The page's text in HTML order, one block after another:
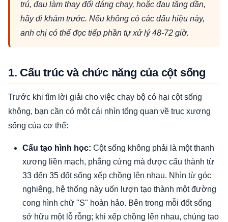
trú, đau làm thay đổi dáng chạy, hoặc đau tăng dần,
hãy đi khám trước. Nếu không có các dấu hiệu này,
anh chị có thể đọc tiếp phần tự xử lý 48-72 giờ.
1. Cấu trúc và chức năng của cột sống
Trước khi tìm lời giải cho việc chạy bộ có hại cột sống
không, bạn cần có một cái nhìn tổng quan về trục xương
sống của cơ thể:
Cấu tạo hình học: Cột sống không phải là một thanh
xương liền mạch, phẳng cứng mà được cấu thành từ
33 đến 35 đốt sống xếp chồng lên nhau. Nhìn từ góc
nghiêng, hệ thống này uốn lượn tạo thành một đường
cong hình chữ "S" hoàn hảo. Bên trong mỗi đốt sống
sở hữu một lỗ rỗng; khi xếp chồng lên nhau, chúng tạo